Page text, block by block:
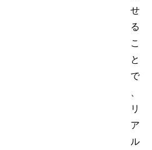
せ
る
こ
と
で
、
リ
ア
ル